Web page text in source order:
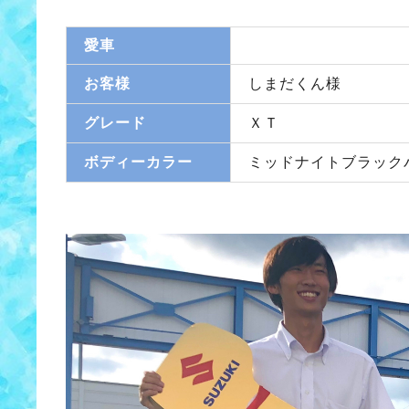
愛車
お客様 しまだくん様
グレード ＸＴ
ボディーカラー ミッドナイトブラック